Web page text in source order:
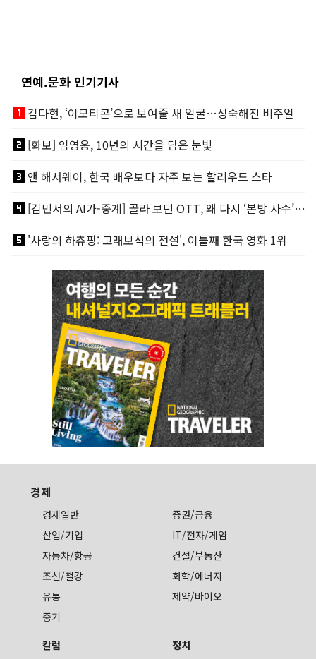
연예.문화 인기기사
looks_one김다현, ‘이모티콘’으로 보여줄 새 얼굴…성숙해진 비주얼
looks_two[화보] 임영웅, 10년의 시간을 담은 눈빛
looks_3앤 해서웨이, 한국 배우보다 자주 보는 할리우드 스타
looks_4
[김민서의 AI가-중계] 골라 보던 OTT, 왜 다시 ‘본방 사수’를 부르나
looks_5'사랑의 하츄핑: 고래보석의 전설', 이틀째 한국 영화 1위
경제
경제일반
증권/금융
산업/기업
IT/전자/게임
자동차/항공
건설/부동산
조선/철강
화학/에너지
유통
제약/바이오
중기
칼럼
정치